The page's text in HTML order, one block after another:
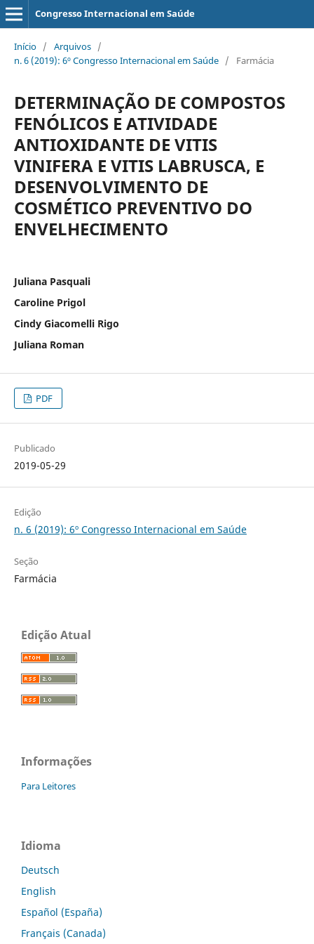
Congresso Internacional em Saúde
Início / Arquivos /
n. 6 (2019): 6º Congresso Internacional em Saúde / Farmácia
DETERMINAÇÃO DE COMPOSTOS
FENÓLICOS E ATIVIDADE
ANTIOXIDANTE DE VITIS
VINIFERA E VITIS LABRUSCA, E
DESENVOLVIMENTO DE
COSMÉTICO PREVENTIVO DO
ENVELHECIMENTO
Juliana Pasquali
Caroline Prigol
Cindy Giacomelli Rigo
Juliana Roman
PDF
Publicado
2019-05-29
Edição
n. 6 (2019): 6º Congresso Internacional em Saúde
Seção
Farmácia
Edição Atual
Informações
Para Leitores
Idioma
Deutsch
English
Español (España)
Français (Canada)